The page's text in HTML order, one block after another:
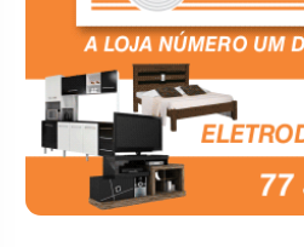
Boquira
Botuporã
Brasil
Brumado